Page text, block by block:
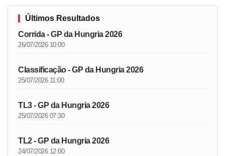
Últimos Resultados
Corrida - GP da Hungria 2026
26/07/2026 10:00
Classificação - GP da Hungria 2026
25/07/2026 11:00
TL3 - GP da Hungria 2026
25/07/2026 07:30
TL2 - GP da Hungria 2026
24/07/2026 12:00